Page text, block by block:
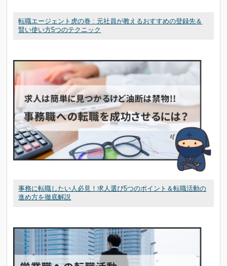
転職エージェント虎の巻 : 元社員が教えるおすすめの登録先＆
賢い使い方5つのテクニック
事務に転職したい人必見！求人選び5つのポイント＆転職活動の
進め方を徹底解説